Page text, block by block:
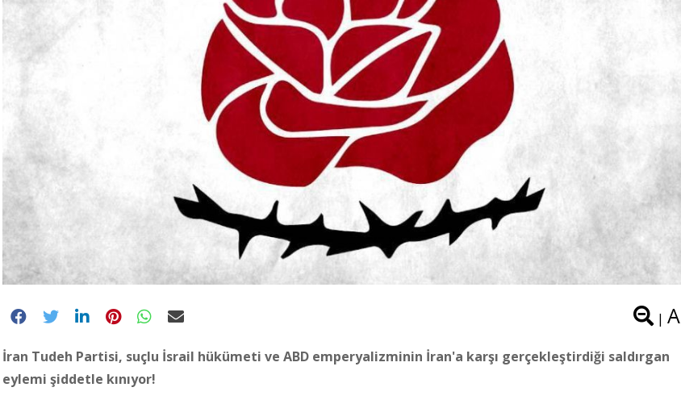
| A
İran Tudeh Partisi, suçlu İsrail hükümeti ve ABD emperyalizminin İran'a karşı gerçekleştirdiği saldırgan
eylemi şiddetle kınıyor!